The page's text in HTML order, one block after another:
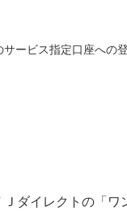
ービス指定口座への
ダイレクトの「